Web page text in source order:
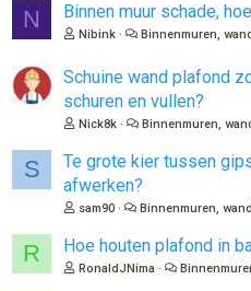
N Binnen muur schade,
Nibink Binnenmuren,
Schuine wand plafond
schuren en vullen?
Nick8k Binnenmuren,
S
Te grote kier tussen
afwerken?
sam90 Binnenmuren,
R Hoe houten plafond in
RonaldJNima